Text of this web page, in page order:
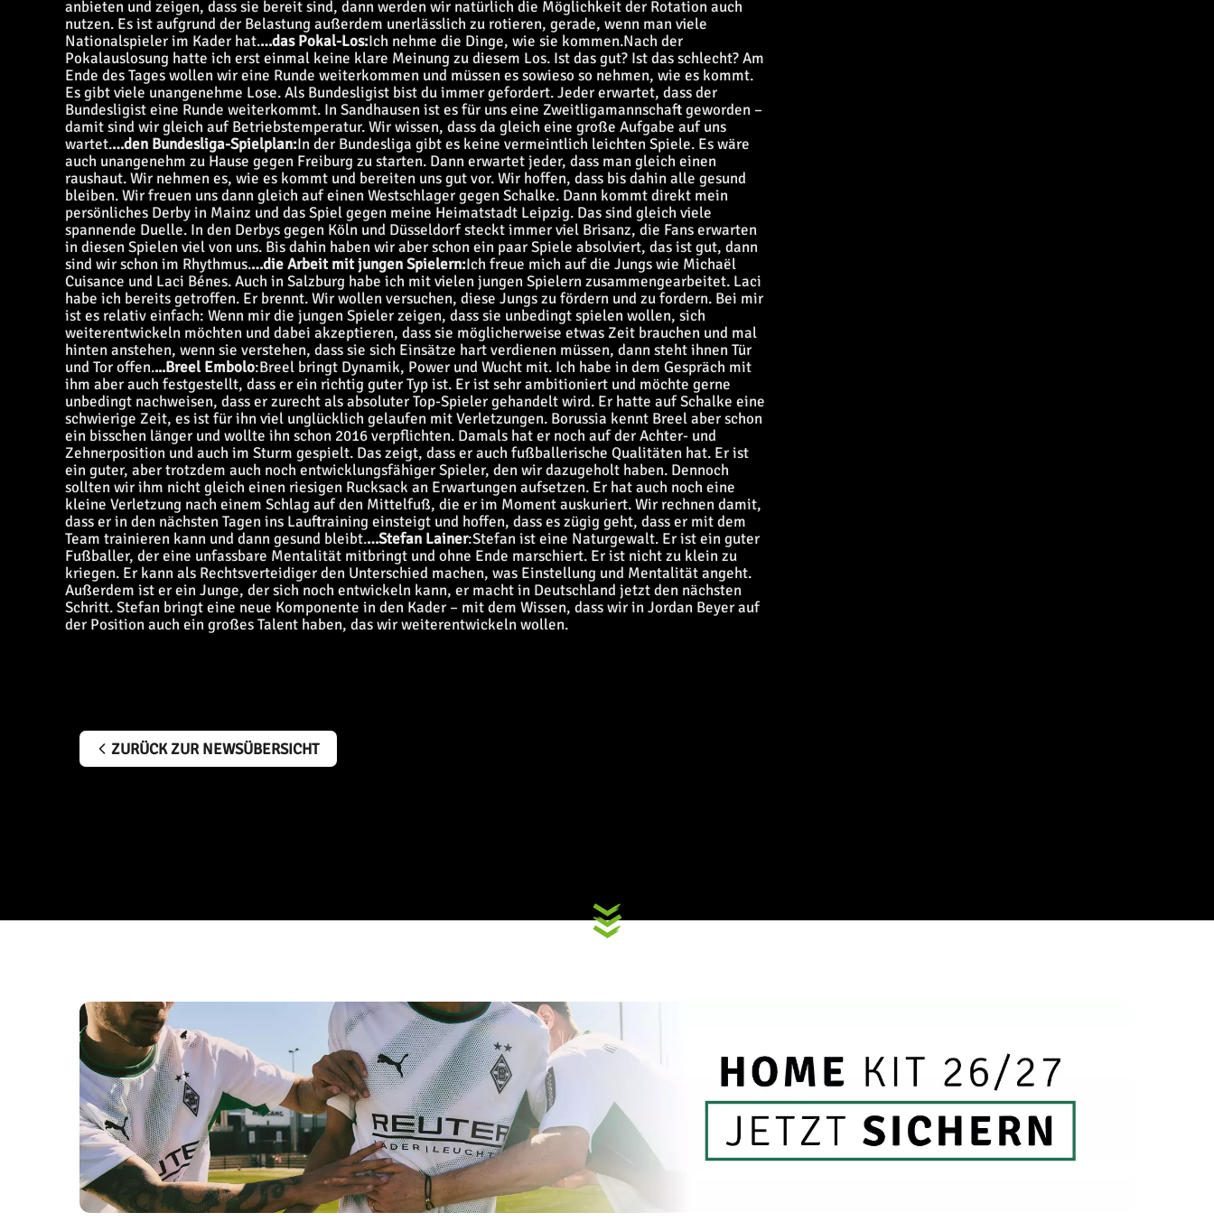
anbieten und zeigen, dass sie bereit sind, dann werden wir natürlich die Möglichkeit der Rotation auch
nutzen. Es ist aufgrund der Belastung außerdem unerlässlich zu rotieren, gerade, wenn man viele
Nationalspieler im Kader hat.…das Pokal-Los:Ich nehme die Dinge, wie sie kommen.Nach der
Pokalauslosung hatte ich erst einmal keine klare Meinung zu diesem Los. Ist das gut? Ist das schlecht? Am
Ende des Tages wollen wir eine Runde weiterkommen und müssen es sowieso so nehmen, wie es kommt.
Es gibt viele unangenehme Lose. Als Bundesligist bist du immer gefordert. Jeder erwartet, dass der
Bundesligist eine Runde weiterkommt. In Sandhausen ist es für uns eine Zweitligamannschaft geworden –
damit sind wir gleich auf Betriebstemperatur. Wir wissen, dass da gleich eine große Aufgabe auf uns
wartet.…den Bundesliga-Spielplan:In der Bundesliga gibt es keine vermeintlich leichten Spiele. Es wäre
auch unangenehm zu Hause gegen Freiburg zu starten. Dann erwartet jeder, dass man gleich einen
raushaut. Wir nehmen es, wie es kommt und bereiten uns gut vor. Wir hoffen, dass bis dahin alle gesund
bleiben. Wir freuen uns dann gleich auf einen Westschlager gegen Schalke. Dann kommt direkt mein
persönliches Derby in Mainz und das Spiel gegen meine Heimatstadt Leipzig. Das sind gleich viele
spannende Duelle. In den Derbys gegen Köln und Düsseldorf steckt immer viel Brisanz, die Fans erwarten
in diesen Spielen viel von uns. Bis dahin haben wir aber schon ein paar Spiele absolviert, das ist gut, dann
sind wir schon im Rhythmus.…die Arbeit mit jungen Spielern:Ich freue mich auf die Jungs wie Michaël
Cuisance und Laci Bénes. Auch in Salzburg habe ich mit vielen jungen Spielern zusammengearbeitet. Laci
habe ich bereits getroffen. Er brennt. Wir wollen versuchen, diese Jungs zu fördern und zu fordern. Bei mir
ist es relativ einfach: Wenn mir die jungen Spieler zeigen, dass sie unbedingt spielen wollen, sich
weiterentwickeln möchten und dabei akzeptieren, dass sie möglicherweise etwas Zeit brauchen und mal
hinten anstehen, wenn sie verstehen, dass sie sich Einsätze hart verdienen müssen, dann steht ihnen Tür
und Tor offen....Breel Embolo:Breel bringt Dynamik, Power und Wucht mit. Ich habe in dem Gespräch mit
ihm aber auch festgestellt, dass er ein richtig guter Typ ist. Er ist sehr ambitioniert und möchte gerne
unbedingt nachweisen, dass er zurecht als absoluter Top-Spieler gehandelt wird. Er hatte auf Schalke eine
schwierige Zeit, es ist für ihn viel unglücklich gelaufen mit Verletzungen. Borussia kennt Breel aber schon
ein bisschen länger und wollte ihn schon 2016 verpflichten. Damals hat er noch auf der Achter- und
Zehnerposition und auch im Sturm gespielt. Das zeigt, dass er auch fußballerische Qualitäten hat. Er ist
ein guter, aber trotzdem auch noch entwicklungsfähiger Spieler, den wir dazugeholt haben. Dennoch
sollten wir ihm nicht gleich einen riesigen Rucksack an Erwartungen aufsetzen. Er hat auch noch eine
kleine Verletzung nach einem Schlag auf den Mittelfuß, die er im Moment auskuriert. Wir rechnen damit,
dass er in den nächsten Tagen ins Lauftraining einsteigt und hoffen, dass es zügig geht, dass er mit dem
Team trainieren kann und dann gesund bleibt.…Stefan Lainer:Stefan ist eine Naturgewalt. Er ist ein guter
Fußballer, der eine unfassbare Mentalität mitbringt und ohne Ende marschiert. Er ist nicht zu klein zu
kriegen. Er kann als Rechtsverteidiger den Unterschied machen, was Einstellung und Mentalität angeht.
Außerdem ist er ein Junge, der sich noch entwickeln kann, er macht in Deutschland jetzt den nächsten
Schritt. Stefan bringt eine neue Komponente in den Kader – mit dem Wissen, dass wir in Jordan Beyer auf
der Position auch ein großes Talent haben, das wir weiterentwickeln wollen.
ZURÜCK ZUR NEWSÜBERSICHT